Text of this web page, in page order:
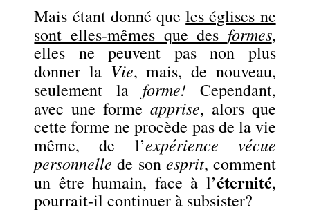
Mais étant donné queles églises ne
sont elles-mêmes que des formes,
elles ne peuvent pas non plus
donner la Vie, mais, de nouveau,
seulement la forme!Cependant,
avec une forme apprise, alors que
cette forme ne procède pas de la vie
même, de l’expérience
vécue
personnellede son esprit, comment
un être humain, face à l’éternité,
pourrait-il continuer à subsister?